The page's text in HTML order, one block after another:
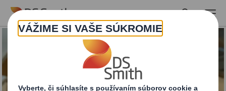
Skip to main content